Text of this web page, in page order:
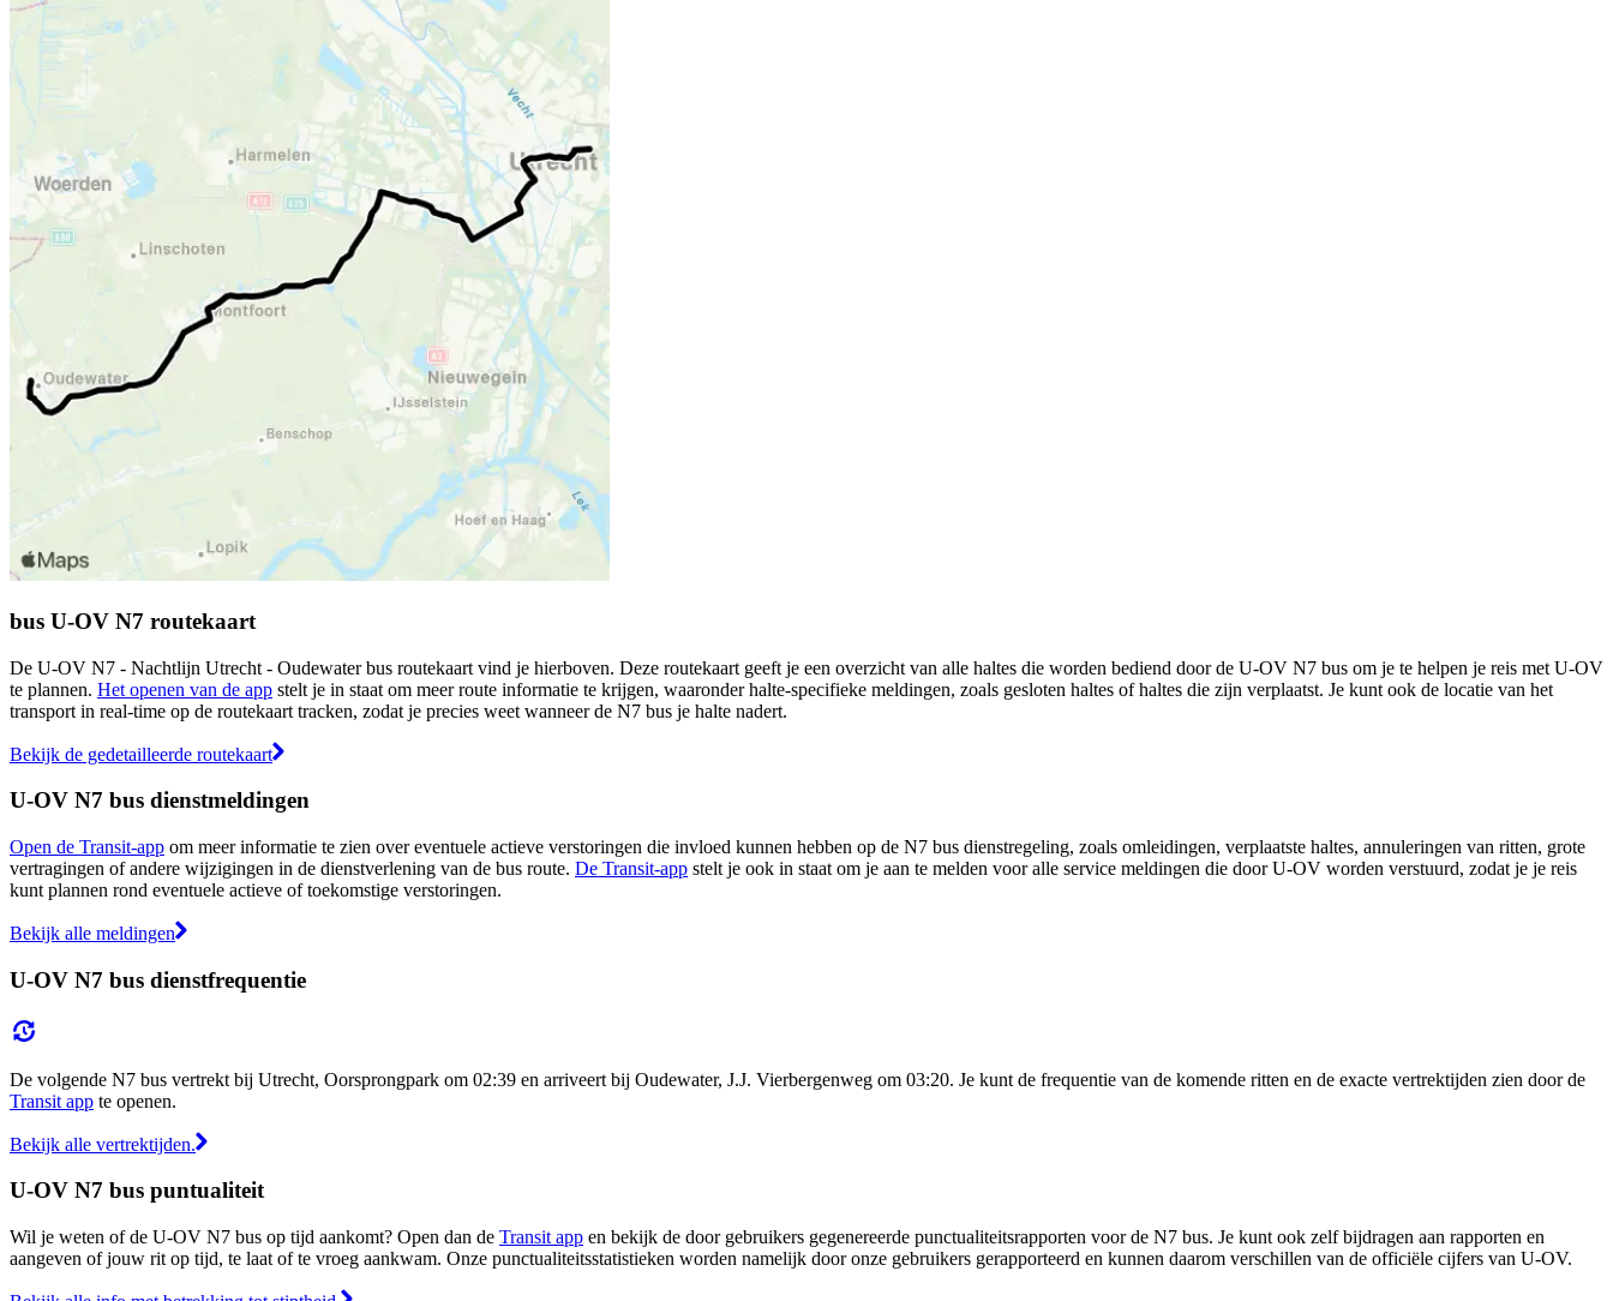
bus U-OV N7 routekaart
De U-OV N7 - Nachtlijn Utrecht - Oudewater bus routekaart vind je hierboven. Deze routekaart geeft je een overzicht van alle haltes die worden bediend door de U-OV N7 bus om je te helpen je reis met U-OV
te plannen. Het openen van de app stelt je in staat om meer route informatie te krijgen, waaronder halte-specifieke meldingen, zoals gesloten haltes of haltes die zijn verplaatst. Je kunt ook de locatie van het
transport in real-time op de routekaart tracken, zodat je precies weet wanneer de N7 bus je halte nadert.
Bekijk de gedetailleerde routekaart
U-OV N7 bus dienstmeldingen
Open de Transit-app om meer informatie te zien over eventuele actieve verstoringen die invloed kunnen hebben op de N7 bus dienstregeling, zoals omleidingen, verplaatste haltes, annuleringen van ritten, grote
vertragingen of andere wijzigingen in de dienstverlening van de bus route. De Transit-app stelt je ook in staat om je aan te melden voor alle service meldingen die door U-OV worden verstuurd, zodat je je reis
kunt plannen rond eventuele actieve of toekomstige verstoringen.
Bekijk alle meldingen
U-OV N7 bus dienstfrequentie
De volgende N7 bus vertrekt bij Utrecht, Oorsprongpark om 02:39 en arriveert bij Oudewater, J.J. Vierbergenweg om 03:20. Je kunt de frequentie van de komende ritten en de exacte vertrektijden zien door de
Transit app te openen.
Bekijk alle vertrektijden.
U-OV N7 bus puntualiteit
Wil je weten of de U-OV N7 bus op tijd aankomt? Open dan de Transit app en bekijk de door gebruikers gegenereerde punctualiteitsrapporten voor de N7 bus. Je kunt ook zelf bijdragen aan rapporten en
aangeven of jouw rit op tijd, te laat of te vroeg aankwam. Onze punctualiteitsstatistieken worden namelijk door onze gebruikers gerapporteerd en kunnen daarom verschillen van de officiële cijfers van U-OV.